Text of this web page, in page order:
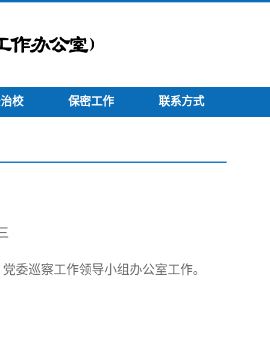
校 保密工作 联系方式
党委巡察工作领导小组办公室工作。